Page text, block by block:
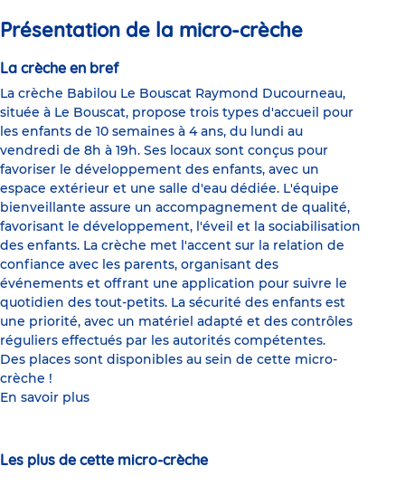
Présentation de la micro-crèche
La crèche en bref
La crèche Babilou Le Bouscat Raymond Ducourneau,
située à Le Bouscat, propose trois types d'accueil pour
les enfants de 10 semaines à 4 ans, du lundi au
vendredi de 8h à 19h. Ses locaux sont conçus pour
favoriser le développement des enfants, avec un
espace extérieur et une salle d'eau dédiée. L'équipe
bienveillante assure un accompagnement de qualité,
favorisant le développement, l'éveil et la sociabilisation
des enfants. La crèche met l'accent sur la relation de
confiance avec les parents, organisant des
événements et offrant une application pour suivre le
quotidien des tout-petits. La sécurité des enfants est
une priorité, avec un matériel adapté et des contrôles
réguliers effectués par les autorités compétentes.
Des places sont disponibles au sein de cette micro-
crèche !
En savoir plus
Les plus de cette micro-crèche